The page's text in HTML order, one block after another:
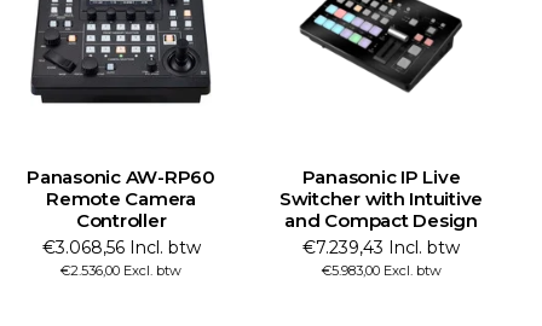
Panasonic AW-RP60
Remote Camera
Controller
€3.068,56 Incl. btw
€2.536,00 Excl. btw
Panasonic IP Live
Switcher with Intuitive
and Compact Design
€7.239,43 Incl. btw
€5.983,00 Excl. btw